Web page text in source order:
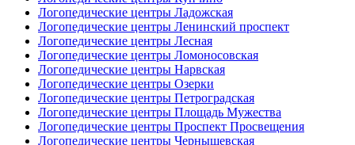
Логопедические центры Ладожская
Логопедические центры Ленинский проспект
Логопедические центры Лесная
Логопедические центры Ломоносовская
Логопедические центры Нарвская
Логопедические центры Озерки
Логопедические центры Петроградская
Логопедические центры Площадь Мужества
Логопедические центры Проспект Просвещения
Логопедические центры Чернышевская